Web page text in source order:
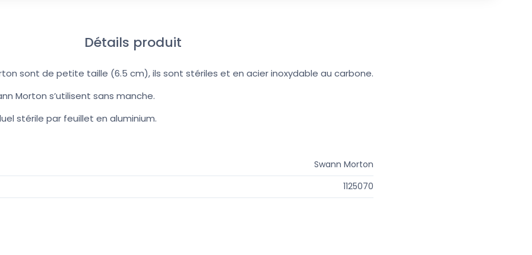
Détails produit
sont de petite taille (6.5 cm), ils sont stériles et en acier inoxydable au carbone.
Morton s’utilisent sans manche.
stérile par feuillet en aluminium.
Swann Morton
1125070